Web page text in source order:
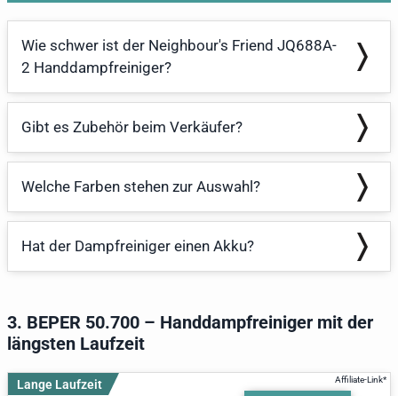
Wie schwer ist der Neighbour's Friend JQ688A-
2 Handdampfreiniger?
Gibt es Zubehör beim Verkäufer?
Welche Farben stehen zur Auswahl?
Hat der Dampfreiniger einen Akku?
3. BEPER 50.700 – Handdampfreiniger mit der
längsten Laufzeit
Lange Laufzeit